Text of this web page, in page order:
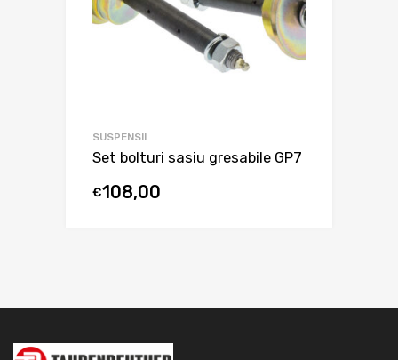
SUSPENSII
Set bolturi sasiu gresabile GP7
€108,00